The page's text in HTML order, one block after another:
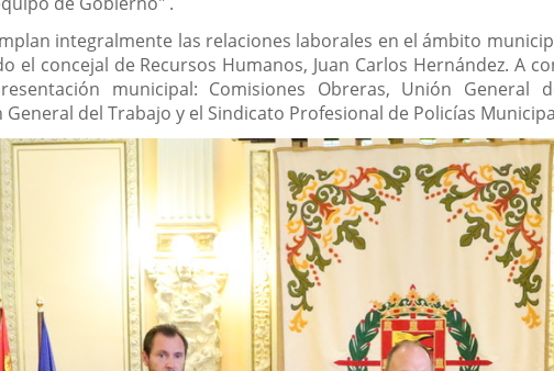
integralmente las relaciones laborales en el ámbito
el concejal de Recursos Humanos, Juan Carlos Hernández. A
municipal: Comisiones Obreras, Unión General
del Trabajo y el Sindicato Profesional de Policías